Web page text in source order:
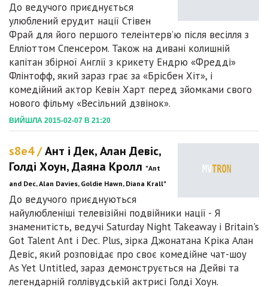
До ведучого приєднується
улюблений ерудит нації Стівен
Фрай для його першого телеінтерв’ю після весілля з
Елліоттом Спенсером. Також на дивані колишній
капітан збірної Англії з крикету Ендрю «Фредді»
Флінтофф, який зараз грає за «Брісбен Хіт», і
комедійний актор Кевін Харт перед зйомками свого
нового фільму «Весільний дзвінок».
ВИЙШЛА 2015-02-07 В 21:20
s8e4 /Ант і Дек, Алан Девіс,
Голді Хоун, Даяна Кролл "Ant
and Dec, Alan Davies, Goldie Hawn, Diana Krall"
До ведучого приєднуються
найулюбленіші телевізійні подвійники нації - Я
знаменитість, ведучі Saturday Night Takeaway і Britain's
Got Talent Ant і Dec. Plus, зірка Джонатана Кріка Алан
Девіс, який розповідає про своє комедійне чат-шоу
As Yet Untitled, зараз демонструється на Дейві та
легендарній голлівудській актрисі Голді Хоун.